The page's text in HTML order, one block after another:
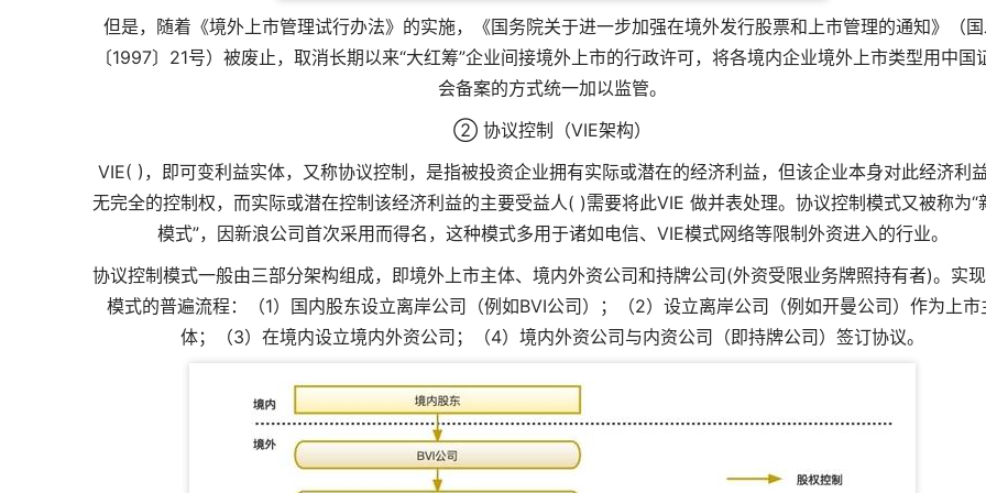
但是，随着《境外上市管理试行办法》的实施，《国务院关于进一步加强在境外发行股票和上市管理的通知》（
〔1997〕21号）被废止，取消长期以来“大红筹”企业间接境外上市的行政许可，将各境内企业境外上市类型用中国
会备案的方式统一加以监管。
② 协议控制（VIE架构）
VIE( )，即可变利益实体，又称协议控制，是指被投资企业拥有实际或潜在的经济利益，但该企业本身对此经济利
无完全的控制权，而实际或潜在控制该经济利益的主要受益人( )需要将此VIE 做并表处理。协议控制模式又被称为“
模式”，因新浪公司首次采用而得名，这种模式多用于诸如电信、VIE模式网络等限制外资进入的行业。
协议控制模式一般由三部分架构组成，即境外上市主体、境内外资公司和持牌公司(外资受限业务牌照持有者)。实
模式的普遍流程：（1）国内股东设立离岸公司（例如BVI公司）；（2）设立离岸公司（例如开曼公司）作为上市
体；（3）在境内设立境内外资公司；（4）境内外资公司与内资公司（即持牌公司）签订协议。